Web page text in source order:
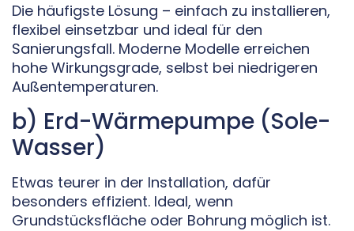
Die häufigste Lösung – einfach zu installieren,
flexibel einsetzbar und ideal für den
Sanierungsfall. Moderne Modelle erreichen
hohe Wirkungsgrade, selbst bei niedrigeren
Außentemperaturen.
b) Erd-Wärmepumpe (Sole-
Wasser)
Etwas teurer in der Installation, dafür
besonders effizient. Ideal, wenn
Grundstücksfläche oder Bohrung möglich ist.